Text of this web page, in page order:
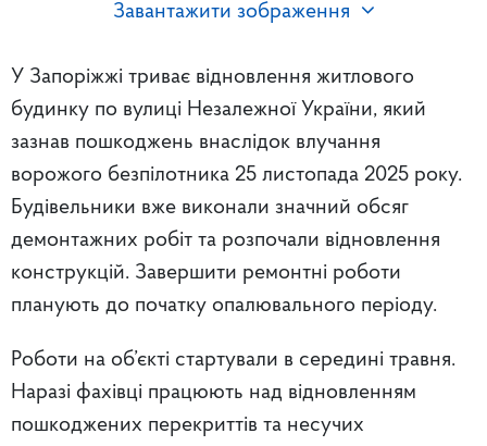
Завантажити зображення
У Запоріжжі триває відновлення житлового
будинку по вулиці Незалежної України, який
зазнав пошкоджень внаслідок влучання
ворожого безпілотника 25 листопада 2025 року.
Будівельники вже виконали значний обсяг
демонтажних робіт та розпочали відновлення
конструкцій. Завершити ремонтні роботи
планують до початку опалювального періоду.
Роботи на об’єкті стартували в середині травня.
Наразі фахівці працюють над відновленням
пошкоджених перекриттів та несучих